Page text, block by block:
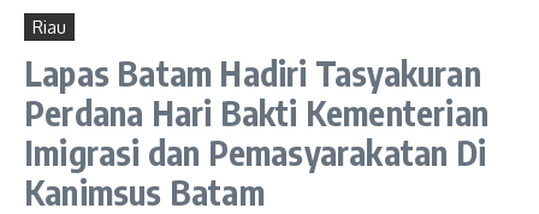
Riau
Lapas Batam Hadiri Tasyakuran
Perdana Hari Bakti Kementerian
Imigrasi dan Pemasyarakatan Di
Kanimsus Batam